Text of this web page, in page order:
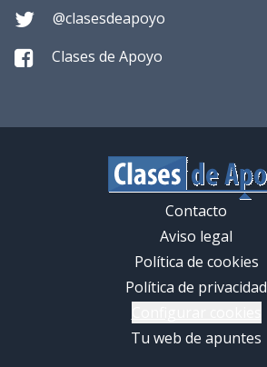
@clasesdeapoyo
Clases de Apoyo
Contacto
Aviso legal
Política de cookies
Política de privacidad
Tu web de apuntes